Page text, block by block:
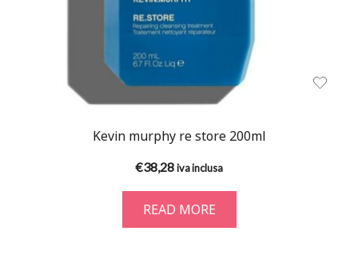
Kevin murphy re store 200ml
€38,28iva inclusa
READ MORE